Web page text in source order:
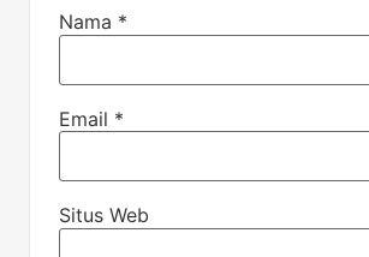
Nama *
Email *
Situs Web